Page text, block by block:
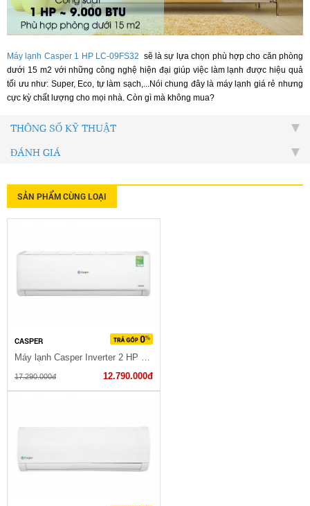
Máy lạnh Casper 1 HP LC-09FS32 sẽ là sự lựa chọn phù hợp cho căn phòng
dưới 15 m2 với những công nghệ hiện đại giúp việc làm lạnh được hiệu quả
tối ưu như: Super, Eco, tự làm sạch,...Nói chung đây là máy lạnh giá rẻ nhưng
cực kỳ chất lượng cho mọi nhà. Còn gì mà không mua?
THÔNG SỐ KỸ THUẬT
ĐÁNH GIÁ
SẢN PHẨM CÙNG LOẠI
CASPER
Máy lạnh Casper Inverter 2 HP 18IS32 2023
17.290.000đ 12.790.000đ